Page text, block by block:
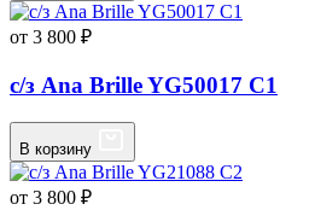
от 3 800 ₽
с/з Ana Brille YG50017 C1
В корзину
от 3 800 ₽